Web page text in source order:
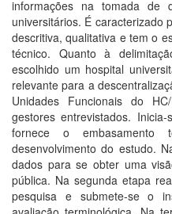
informações na tomada de
universitários. É caracterizado
descritiva, qualitativa e tem o
técnico. Quanto à
escolhido um hospital
relevante para a
Unidades Funcionais do
gestores entrevistados.
fornece o
desenvolvimento do estudo.
dados para se obter uma
pública. Na segunda etapa
pesquisa e submete-se o